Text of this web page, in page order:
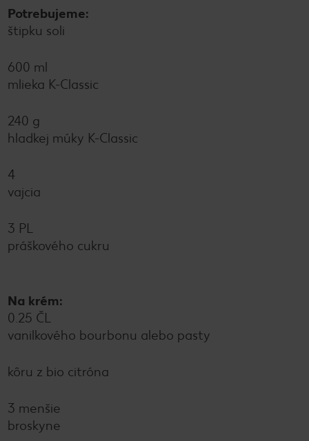
Potrebujeme:
štipku soli
600 ml
mlieka K-Classic
240 g
hladkej múky K-Classic
4
vajcia
3 PL
práškového cukru
Na krém:
0.25 ČL
vanilkového bourbonu alebo pasty
kôru z bio citróna
3 menšie
broskyne